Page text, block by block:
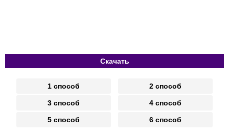
Скачать
1 способ 2 способ
3 способ 4 способ
5 способ 6 способ